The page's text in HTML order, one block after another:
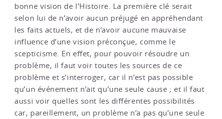
bonne vision de l’Histoire. La première clé serait
selon lui de n’avoir aucun préjugé en appréhendant
les faits actuels, et de n’avoir aucune mauvaise
influence d’une vision préconçue, comme le
scepticisme. En effet, pour pouvoir résoudre un
problème, il faut voir toutes les sources de ce
problème et s’interroger, car il n’est pas possible
qu’un événement n’ait qu’une seule cause ; et il faut
aussi voir quelles sont les différentes possibilités
car, pareillement, un problème n’a pas qu’une seule